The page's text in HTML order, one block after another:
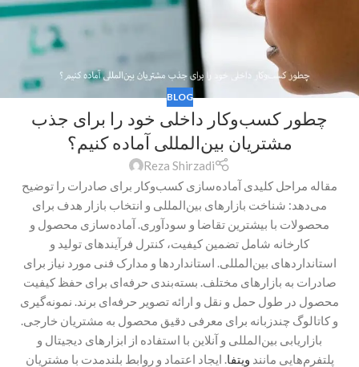
BLOG
چطور کسب‌وکار داخلی خود را برای جذب
مشتریان بین‌المللی آماده کنیم؟
Reza Shirzadi
مقاله مراحل کلیدی آماده‌سازی کسب‌وکار برای صادرات را توضیح
می‌دهد: شناخت بازارهای بین‌المللی و انتخاب بازار هدف برای
محصولات با بیشترین تقاضا و سودآوری. آماده‌سازی محصول و
کارخانه شامل تضمین کیفیت، کنترل فرآیندهای تولید و
استانداردهای بین‌المللی. استانداردها و مدارک فنی مورد نیاز برای
صادرات به بازارهای مختلف. بسته‌بندی حرفه‌ای برای حفظ کیفیت
محصول در طول حمل و نقل و ارائه تصویر حرفه‌ای برند. نمونه‌گیری
و کاتالوگ چندزبانه برای معرفی دقیق محصول به مشتریان خارجی.
بازاریابی بین‌المللی و آنلاین با استفاده از ابزارهای دیجیتال و
پلتفرم‌هایی مانند ویتفا. ایجاد اعتماد و روابط بلندمدت با مشتریان